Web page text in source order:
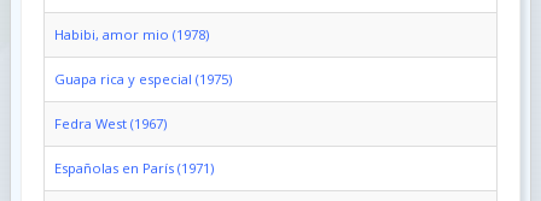
Habibi, amor mio (1978)
Guapa rica y especial (1975)
Fedra West (1967)
Españolas en París (1971)